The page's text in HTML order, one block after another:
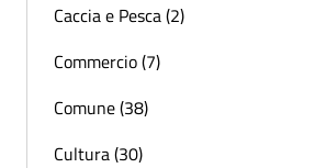
Caccia e Pesca (2)
Commercio (7)
Comune (38)
Cultura (30)